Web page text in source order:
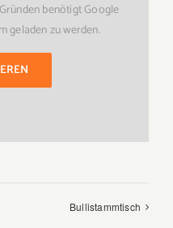
benötigt Google
geladen zu werden.
Bullistammtisch